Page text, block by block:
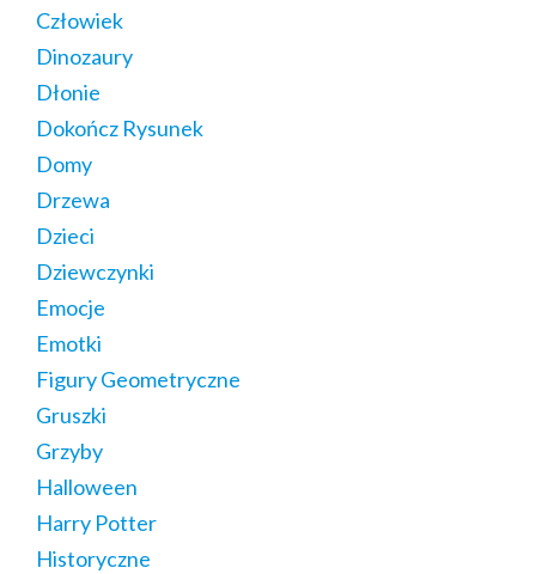
Człowiek
Dinozaury
Dłonie
Dokończ Rysunek
Domy
Drzewa
Dzieci
Dziewczynki
Emocje
Emotki
Figury Geometryczne
Gruszki
Grzyby
Halloween
Harry Potter
Historyczne